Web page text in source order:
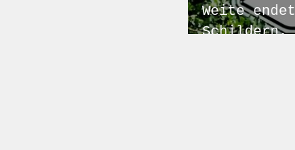
Weite
Schildern.